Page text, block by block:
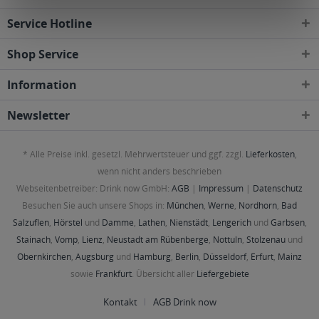
Service Hotline
Shop Service
Information
Newsletter
* Alle Preise inkl. gesetzl. Mehrwertsteuer und ggf. zzgl. Lieferkosten,
wenn nicht anders beschrieben
Webseitenbetreiber: Drink now GmbH: AGB | Impressum | Datenschutz
Besuchen Sie auch unsere Shops in: München, Werne, Nordhorn, Bad
Salzuflen, Hörstel und Damme, Lathen, Nienstädt, Lengerichund Garbsen,
Stainach, Vomp, Lienz, Neustadt am Rübenberge, Nottuln, Stolzenau und
Obernkirchen, Augsburg und Hamburg, Berlin, Düsseldorf, Erfurt, Mainz
sowie Frankfurt. Übersicht aller Liefergebiete
Kontakt AGB Drink now